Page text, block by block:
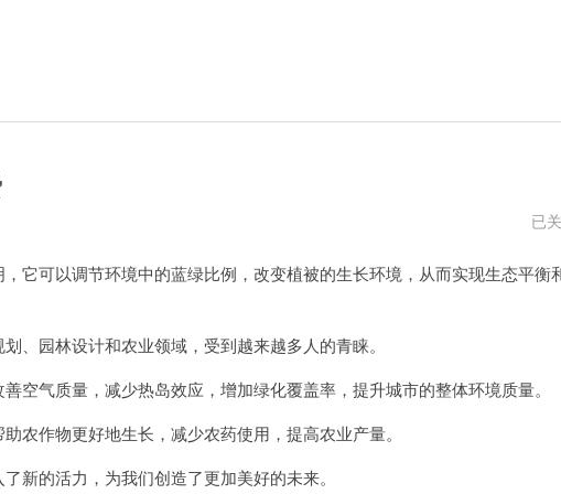
原
助
费
已
可以调节环境中的蓝绿比例，改变植被的生长环境，从而实现生态平衡
园林设计和农业领域，受到越来越多人的青睐。
气质量，减少热岛效应，增加绿化覆盖率，提升城市的整体环境质量。
作物更好地生长，减少农药使用，提高农业产量。
的活力，为我们创造了更加美好的未来。